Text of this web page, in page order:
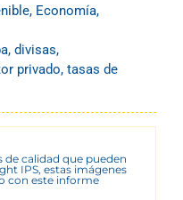
, Economía,
, divisas,
privado, tasas de
calidad que pueden
IPS, estas imágenes
con este informe